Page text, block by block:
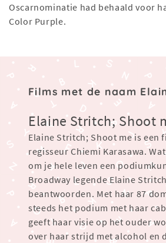
Oscarnominatie had behaald voor
Color Purple.
Films met de naam
Elaine Stritch; Shoot
Elaine Stritch; Shoot me is een
regisseur Chiemi Karasawa.
om je hele leven een
Broadway legende Elaine
beantwoorden. Met haar 87
steeds het podium met haar
geeft haar visie op het ouder
over haar strijd met alcohol en